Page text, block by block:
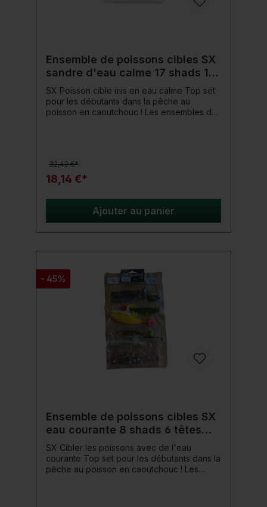
Ensemble de poissons cibles SX
sandre d'eau calme 17 shads 11
têtes plombées
SX Poisson cible mis en eau calme Top set
pour les débutants dans la pêche au
poisson en caoutchouc ! Les ensembles de
plombées sont précisément adaptés au
poisson cible et au type d'eau. Détails du
produit: Poisson cible : sandre Type d'eau :
eau plate Assemblez simplement et
commencez
32,42 €*
18,14 €*
Ajouter au panier
- 45%
Ensemble de poissons cibles SX
eau courante 8 shads 6 têtes
plombées
SX Cibler les poissons avec de l'eau
courante Top set pour les débutants dans la
pêche au poisson en caoutchouc ! Les